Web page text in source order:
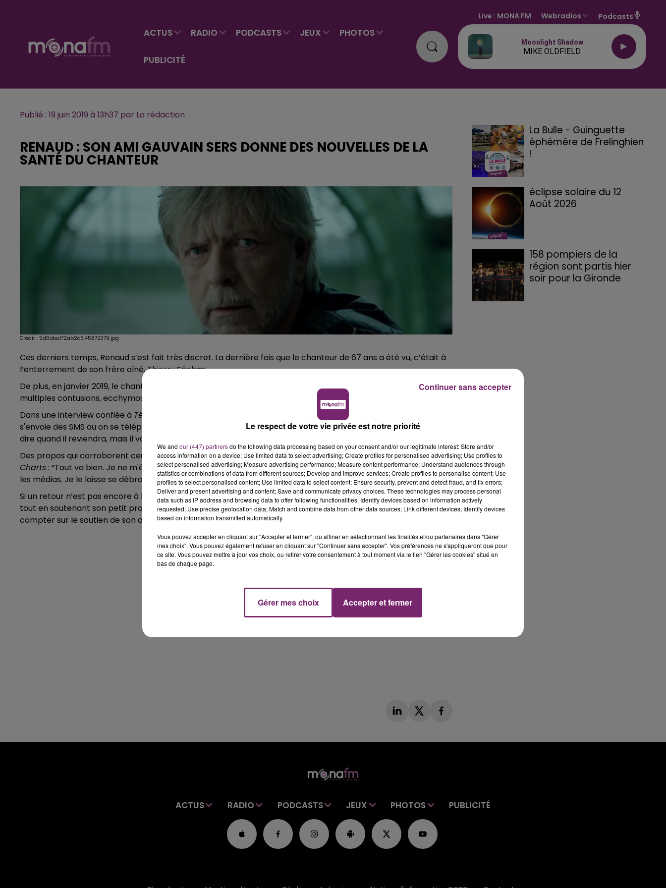
ACTUS RADIO PODCASTS JEUX PHOTOS
PUBLICITÉ
Live : MONA FM Webradios Podcasts
Moonlight Shadow
MIKE OLDFIELD
Publié : 19 juin 2019 à 13h37 par La rédaction
RENAUD : SON AMI GAUVAIN SERS DONNE DES NOUVELLES DE LA
SANTÉ DU CHANTEUR
Crédit : 5d0a1ed72ab2d3.45872379.jpg
Ces derniers temps, Renaud s’est fait très discret. La dernière fois que le chanteur de 67 ans a été vu, c’était à
l’enterrement de son frère aîné, Thierry Séchan.
De plus, en janvier 2019, le chanteur avait été hospitalisé après une mauvaise chute lui occasionnant “de
multiples contusions, ecchymoses, notamment sur le visage, et fractures des deux poignets”.
Dans une interview confiée à Télé Loisirs
, mardi 18 juin, Gauvain Sers donne des nouvelles de Renaud : “On
s'envoie des SMS ou on se téléphone. C'est quelqu'un qui compte énormément pour moi. Je ne peux pas vous
dire quand il reviendra, mais il va plutôt bien”.
Des propos qui corroborent ceux tenus le mois dernier par Renan Luce, son ancien gendre, au micro dePure
Charts : “Tout va bien. Je ne m'étends pas trop sur le sujet car vous savez ce que c'est, tout est vite repris dans
les médias. Je le laisse se débrouiller avec ce qu'il a envie d'annoncer”.
Si un retour n’est pas encore à l’ordre du jour pour Renaud, ce dernier prépare toujours son prochain album,
tout en soutenant son petit protégé, Gauvain Sers. Très proche de l’artiste, le chanteur a également pu
compter sur le soutien de son aîné lors de la sortie de son nouvel album, le 29 mars dernier.
La Bulle - Guinguette
éphémère de Frelinghien
!
éclipse solaire du 12
Août 2026
158 pompiers de la
région sont partis hier
soir pour la Gironde
ACTUS RADIO PODCASTS JEUX PHOTOS PUBLICITÉ
Le respect de votre vie privée est notre priorité
We and our (447) partnersdo the following data processing based on your consent and/or our legitimate interest: Store and/or
access information on a device; Use limited data to select advertising; Create profiles for personalised advertising; Use profiles to
select personalised advertising; Measure advertising performance; Measure content performance; Understand audiences through
statistics or combinations of data from different sources; Develop and improve services; Create profiles to personalise content; Use
profiles to select personalised content; Use limited data to select content; Ensure security, prevent and detect fraud, and fix errors;
Deliver and present advertising and content; Save and communicate privacy choices. These technologies may process personal
data such as IP address and browsing data to offer following functionalities: Identify devices based on information actively
requested; Use precise geolocation data; Match and combine data from other data sources; Link different devices; Identify devices
based on information transmitted automatically.
Vous pouvez accepter en cliquant sur "Accepter et fermer", ou affiner en sélectionnant les finalités et/ou partenaires dans "Gérer
mes choix". Vous pouvez également refuser en cliquant sur "Continuer sans accepter". Vos préférences ne s'appliqueront que pour
ce site. Vous pouvez mettre à jour vos choix, ou retirer votre consentement à tout moment via le lien "Gérer les cookies" situé en
bas de chaque page.
Gérer mes choix Accepter et fermer
Continuer sans accepter